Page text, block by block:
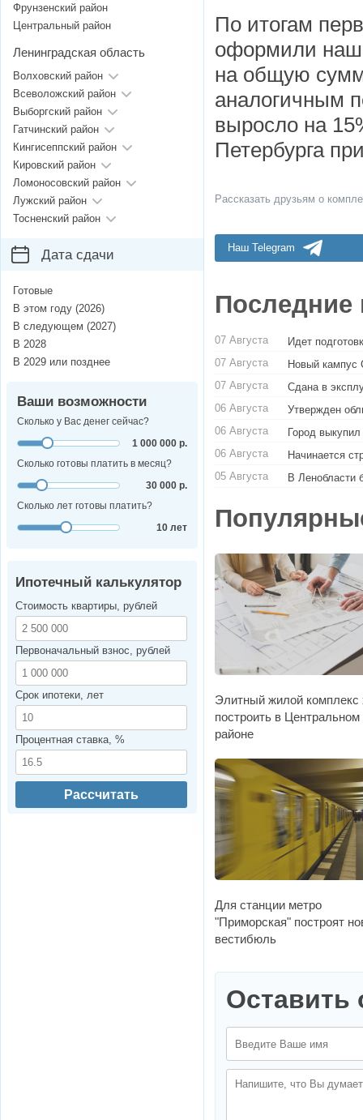
По итогам
оформили
на общую
аналогичным
выросло на
Петербурга
Рассказать друзьям о
Наш Telegram
Последние
07 Августа
Идет
07 Августа
Новый кампус
07 Августа
Сдана в
06 Августа
Утвержден
06 Августа
Город
06 Августа
Начинается
05 Августа
В Ленобласти
Элитный жилой комплекс
построить в Центральном
районе
Для станции метро
"Приморская" построят
вестибюль
Оставить
Фрунзенский район
Центральный район
Ленинградская область
Волховский район
Всеволожский район
Выборгский район
Гатчинский район
Кингисеппский район
Кировский район
Ломоносовский район
Лужский район
Тосненский район
Дата сдачи
Готовые
В этом году (2026)
В следующем (2027)
В 2028
В 2029 или позднее
Ваши возможности
Сколько у Вас денег сейчас?
1 000 000 р.
Сколько готовы платить в месяц?
30 000 р.
Сколько лет готовы платить?
10 лет
Ипотечный калькулятор
Стоимость квартиры, рублей
Первоначальный взнос, рублей
Срок ипотеки, лет
Процентная ставка, %
Рассчитать